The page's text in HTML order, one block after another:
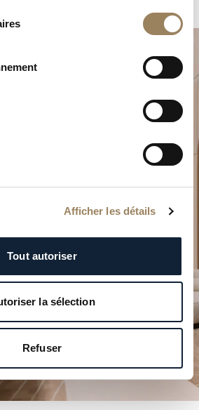
Afficher les détails
Tout autoriser
la sélection
Refuser
votre moment
horlogères dans l’une de nos